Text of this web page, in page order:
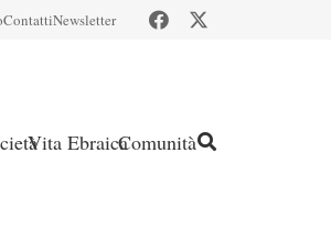
ContattiNewsletter
Vita EbraicaComunità